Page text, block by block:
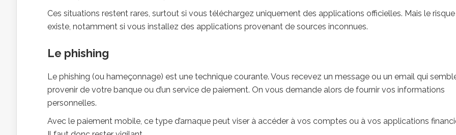
Ces situations restent rares, surtout si vous téléchargez uniquement des applications officielles. Mais le risque
existe, notamment si vous installez des applications provenant de sources inconnues.
Le phishing
Le phishing (ou hameçonnage) est une technique courante. Vous recevez un message ou un email qui
provenir de votre banque ou d’un service de paiement. On vous demande alors de fournir vos informations
personnelles.
Avec le paiement mobile, ce type d’arnaque peut viser à accéder à vos comptes ou à vos applications